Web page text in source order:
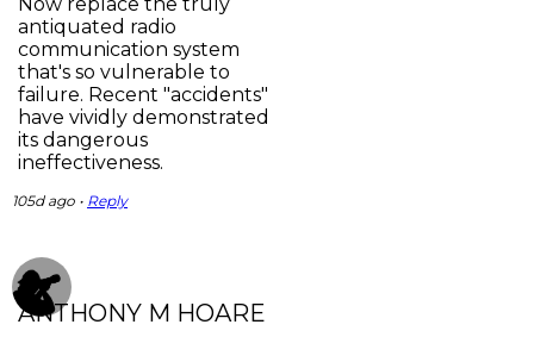
antiquated radio
communication system
that's so vulnerable to
failure. Recent "accidents"
have vividly demonstrated
its dangerous
ineffectiveness.
105d ago • Reply
ANTHONY M HOARE